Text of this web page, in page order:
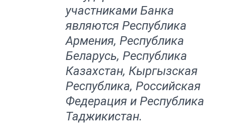
участниками Банка
являются Республика
Армения, Республика
Беларусь, Республика
Казахстан, Кыргызская
Республика, Российская
Федерация и Республика
Таджикистан.